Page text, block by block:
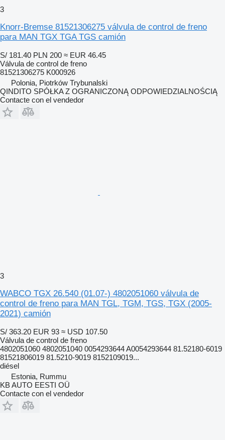
3
Knorr-Bremse 81521306275 válvula de control de freno
para MAN TGX TGA TGS camión
S/ 181.40 PLN 200 ≈ EUR 46.45
Válvula de control de freno
81521306275 K000926
Polonia, Piotrków Trybunalski
QINDITO SPÓŁKA Z OGRANICZONĄ ODPOWIEDZIALNOŚCIĄ
Contacte con el vendedor
3
WABCO TGX 26.540 (01.07-) 4802051060 válvula de
control de freno para MAN TGL, TGM, TGS, TGX (2005-
2021) camión
S/ 363.20 EUR 93 ≈ USD 107.50
Válvula de control de freno
4802051060 4802051040 0054293644 A0054293644 81.52180-6019
81521806019 81.5210-9019 8152109019...
diésel
Estonia, Rummu
KB AUTO EESTI OÜ
Contacte con el vendedor